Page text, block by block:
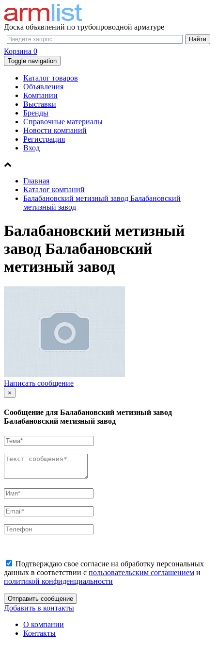
Доска объявлений по трубопроводной арматуре
Корзина 0
Toggle navigation
Каталог товаров
Объявления
Компании
Выставки
Бренды
Справочные материалы
Новости компаний
Регистрация
Вход
Главная
Каталог компаний
Балабановский метизный завод Балабановский
метизный завод
Балабановский метизный
завод Балабановский
метизный завод
Написать сообщение
×
Сообщение для Балабановский метизный завод
Балабановский метизный завод
Подтверждаю свое согласие на обработку персональных
данных в соответствии с пользовательским соглашением и
политикой конфиденциальности
Отправить сообщение
Добавить в контакты
О компании
Контакты